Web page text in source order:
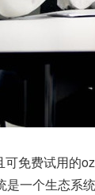
可免费试用的
是一个生态系